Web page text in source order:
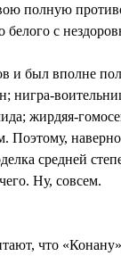
полную
белого с
был вполне
нигра-
жирдяя-
средней
Ну, совсем.
что «Конану»